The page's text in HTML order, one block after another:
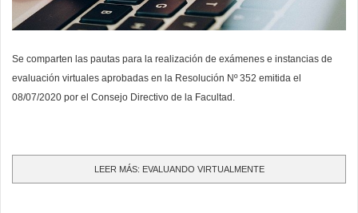
Se comparten las pautas para la realización de exámenes e instancias de
evaluación virtuales aprobadas en la Resolución Nº 352 emitida el
08/07/2020 por el Consejo Directivo de la Facultad.
LEER MÁS: EVALUANDO VIRTUALMENTE